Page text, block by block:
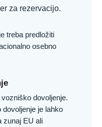
za rezervacijo.
treba predložiti
osebno
dovoljenje.
je lahko
zunaj EU ali